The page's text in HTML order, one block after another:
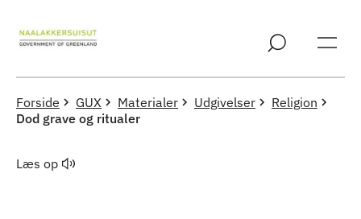
Forside GUX Materialer Udgivelser
Religion
Dod grave og ritualer
Læs op